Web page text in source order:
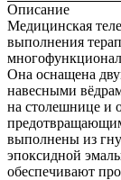
Описание
Медицинская
выполнения
Она оснащена
навесными
на столешнице и
выполнены из
эпоксидной
обеспечивают